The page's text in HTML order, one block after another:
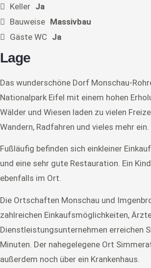
Keller Ja
Bauweise Massivbau
Gäste WC Ja
Lage
Das wunderschöne Dorf Monschau-
Nationalpark Eifel mit einem hohen
Wälder und Wiesen laden zu vielen
Wandern, Radfahren und vieles mehr ein.
Fußläufig befinden sich einkleiner
und eine sehr gute Restauration. Ein
ebenfalls im Ort.
Die Ortschaften Monschau und
zahlreichen Einkaufsmöglichkeiten,
Dienstleistungsunternehmen erreichen
Minuten. Der nahegelegene Ort
außerdem noch über ein Krankenhaus.